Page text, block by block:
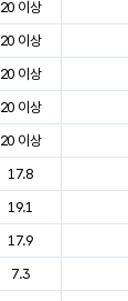
20 이상
20 이상
20 이상
20 이상
20 이상
17.8
19.1
17.9
7.3